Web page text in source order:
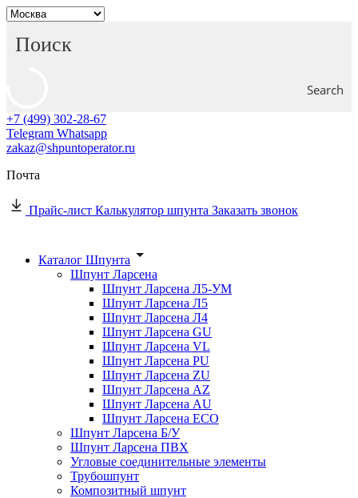
Search
+7 (499) 302-28-67
Telegram Whatsapp
zakaz@shpuntoperator.ru
Почта
Прайс-лист Калькулятор шпунта Заказать звонок
Каталог Шпунта
Шпунт Ларсена
Шпунт Ларсена Л5-УМ
Шпунт Ларсена Л5
Шпунт Ларсена Л4
Шпунт Ларсена GU
Шпунт Ларсена VL
Шпунт Ларсена PU
Шпунт Ларсена ZU
Шпунт Ларсена AZ
Шпунт Ларсена AU
Шпунт Ларсена ECO
Шпунт Ларсена Б/У
Шпунт Ларсена ПВХ
Угловые соединительные элементы
Трубошпунт
Композитный шпунт